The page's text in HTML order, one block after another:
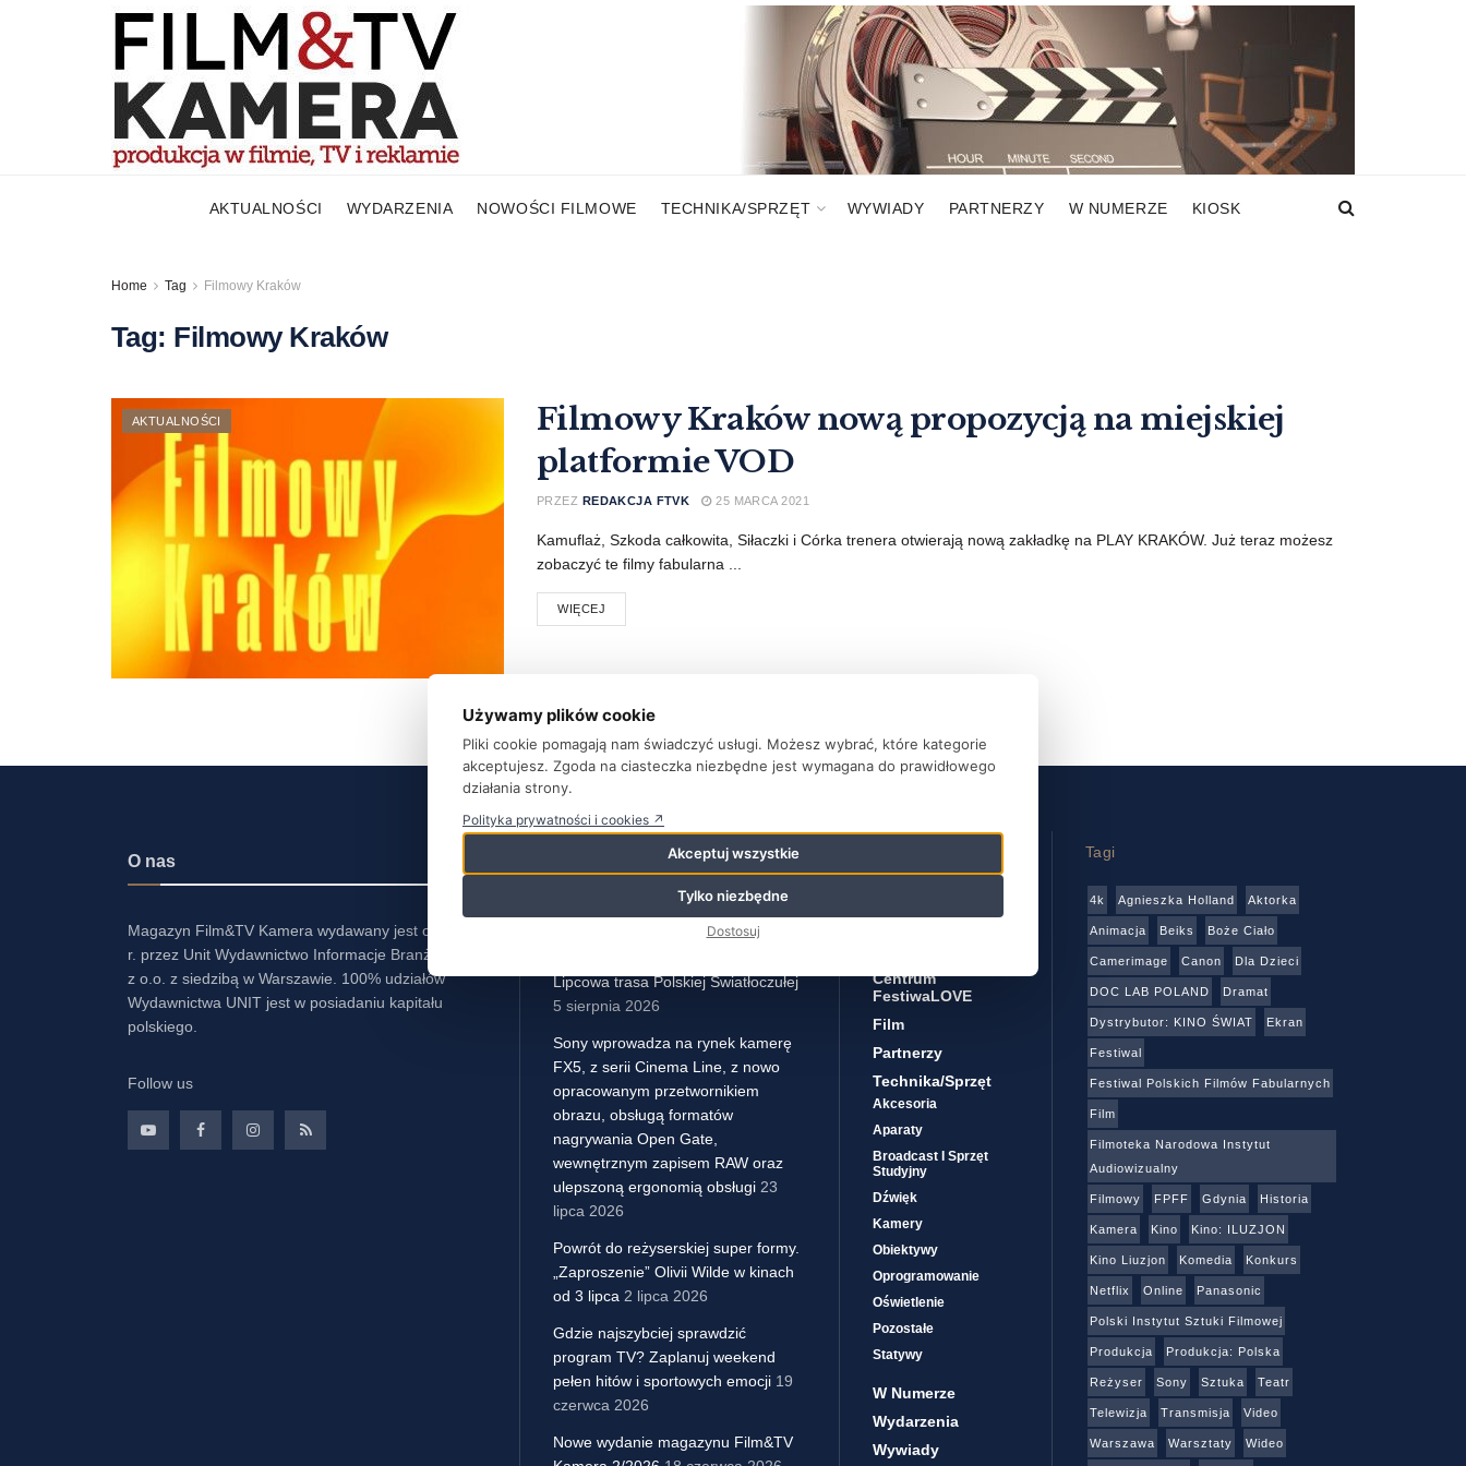
AKTUALNOŚCI WYDARZENIA NOWOŚCI FILMOWE TECHNIKA/SPRZĘT WYWIADY PARTNERZY W NUMERZE KIOSK
Home Tag Filmowy Kraków
Tag: Filmowy Kraków
AKTUALNOŚCI
Filmowy Kraków nową propozycją na miejskiej
platformie VOD
PRZEZ REDAKCJA FTVK 25 MARCA 2021
Kamuflaż, Szkoda całkowita, Siłaczki i Córka trenera otwierają nową zakładkę na PLAY KRAKÓW. Już teraz możesz
zobaczyć te filmy fabularna ...
WIĘCEJ
O nas
Magazyn Film&TV Kamera wydawany jest od 2001
r. przez Unit Wydawnictwo Informacje Branżowe Sp.
z o.o. z siedzibą w Warszawie. 100% udziałów
Wydawnictwa UNIT jest w posiadaniu kapitału
polskiego.
Follow us
Najnowsze wpisy
Nagrody Polish Days 2026 6
sierpnia 2026
Lipcowa trasa Polskiej Światłoczułej
5 sierpnia 2026
Sony wprowadza na rynek kamerę
FX5, z serii Cinema Line, z nowo
opracowanym przetwornikiem
obrazu, obsługą formatów
nagrywania Open Gate,
wewnętrznym zapisem RAW oraz
ulepszoną ergonomią obsługi 23
lipca 2026
Powrót do reżyserskiej super formy.
„Zaproszenie” Olivii Wilde w kinach
od 3 lipca 2 lipca 2026
Gdzie najszybciej sprawdzić
program TV? Zaplanuj weekend
pełen hitów i sportowych emocji 19
czerwca 2026
Nowe wydanie magazynu Film&TV
Baza Adresowa
Centrum
FestiwaLOVE
Film
Partnerzy
Technika/sprzęt
Akcesoria
Aparaty
Broadcast I Sprzęt
Studyjny
Dźwięk
Kamery
Obiektywy
Oprogramowanie
Oświetlenie
Pozostałe
Statywy
W Numerze
Wydarzenia
Wywiady
Tagi
4k Agnieszka Holland Aktorka
Animacja Beiks Boże Ciało
Camerimage Canon Dla Dzieci
DOC LAB POLAND Dramat
Dystrybutor: KINO ŚWIAT Ekran
Festiwal
Festiwal Polskich Filmów Fabularnych
Film
Filmoteka Narodowa Instytut
Audiowizualny
Filmowy FPFF Gdynia Historia
Kamera Kino Kino: ILUZJON
Kino Liuzjon Komedia Konkurs
Netflix Online Panasonic
Polski Instytut Sztuki Filmowej
Produkcja Produkcja: Polska
Reżyser Sony Sztuka Teatr
Telewizja Transmisja Video
Warszawa Warsztaty Wideo
Używamy plików cookie
Pliki cookie pomagają nam świadczyć usługi. Możesz wybrać, które kategorie
akceptujesz. Zgoda na ciasteczka niezbędne jest wymagana do prawidłowego
działania strony.
Polityka prywatności i cookies ↗
Akceptuj wszystkie
Tylko niezbędne
Dostosuj